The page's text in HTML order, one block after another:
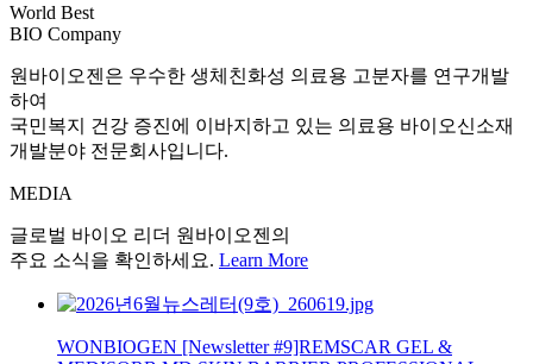
World Best
BIO Company
원바이오젠은 우수한 생체친화성 의료용 고분자를 연구개발
하여
국민복지 건강 증진에 이바지하고 있는 의료용 바이오신소재
개발분야 전문회사입니다.
MEDIA
글로벌 바이오 리더 원바이오젠의
주요 소식을 확인하세요. Learn More
WONBIOGEN [Newsletter #9]REMSCAR GEL &